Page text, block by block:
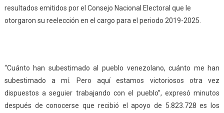
resultados emitidos por el Consejo Nacional Electoral que le
otorgaron su reelección en el cargo para el periodo 2019-2025.
“Cuánto han subestimado al pueblo venezolano, cuánto me han
subestimado a mí. Pero aquí estamos victoriosos otra vez
dispuestos a seguier trabajando con el pueblo”, expresó minutos
después de conocerse que recibió el apoyo de 5.823.728 es los